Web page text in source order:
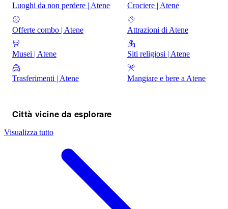
Luoghi da non perdere | Atene Crociere | Atene
Offerte combo | Atene Attrazioni di Atene
Musei | Atene Siti religiosi | Atene
Trasferimenti | Atene Mangiare e bere a Atene
Città vicine da esplorare
Visualizza tutto